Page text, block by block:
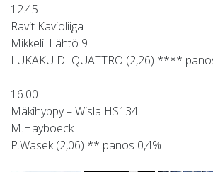
12.45
Ravit Kavioliiga
Mikkeli: Lähtö 9
LUKAKU DI QUATTRO (2,26) ****
16.00
Mäkihyppy – Wisla HS134
M.Hayboeck
P.Wasek (2,06) ** panos 0,4%